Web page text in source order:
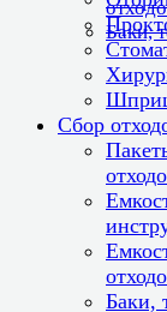
Баки,
Сбор
Баки,